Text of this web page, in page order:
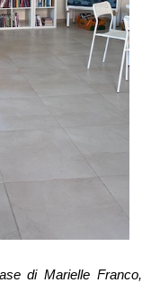
di Marielle Franco,